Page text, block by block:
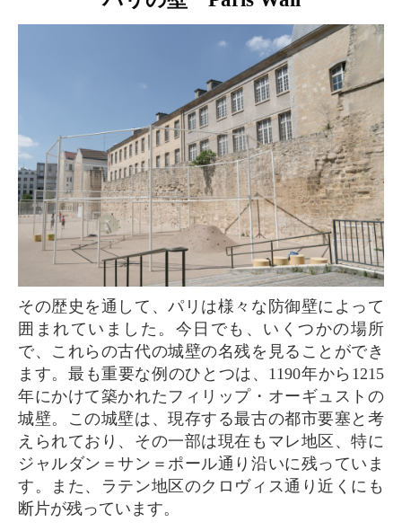
その歴史を通して、パリは様々な防御壁によって
囲まれていました。今日でも、いくつかの場所
で、これらの古代の城壁の名残を見ることができ
ます。最も重要な例のひとつは、1190年から1215
年にかけて築かれたフィリップ・オーギュストの
城壁。この城壁は、現存する最古の都市要塞と考
えられており、その一部は現在もマレ地区、特に
ジャルダン＝サン＝ポール通り沿いに残っていま
す。また、ラテン地区のクロヴィス通り近くにも
断片が残っています。